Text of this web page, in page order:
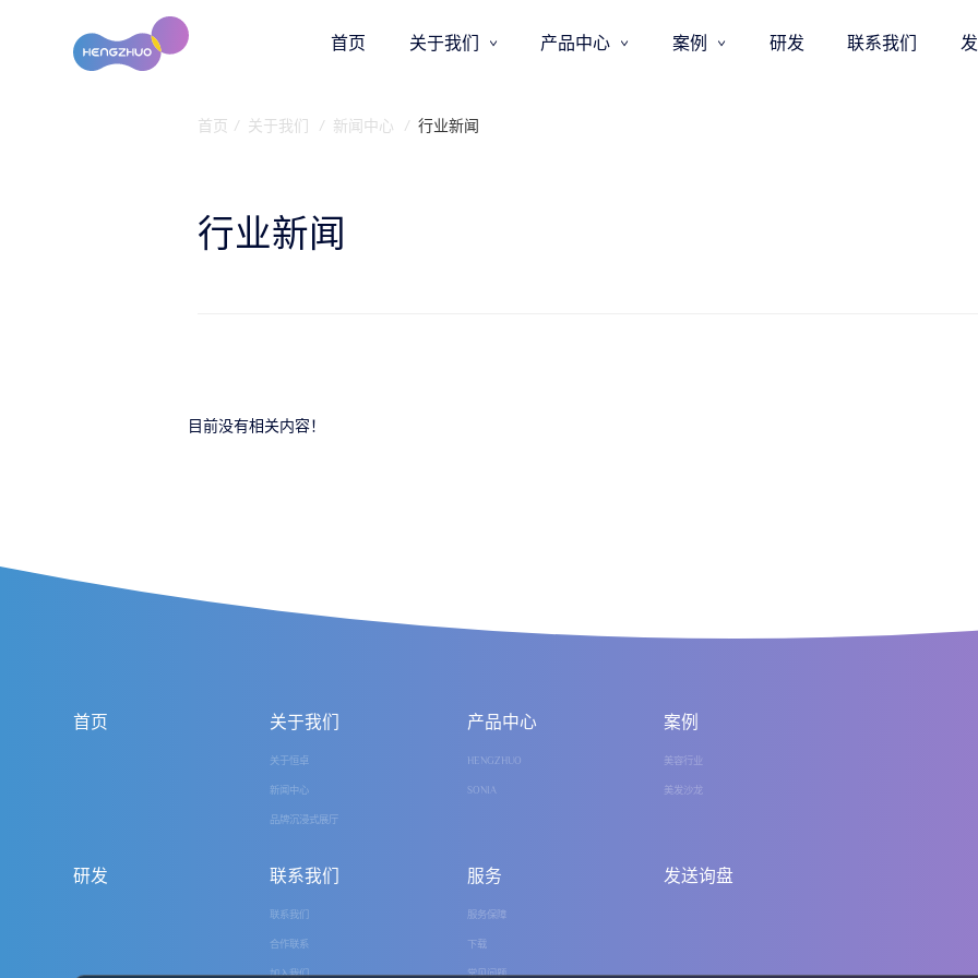
首页 关于我们 产品中心 案例 研发 联系我们
首页 / 关于我们 / 新闻中心 / 行业新闻
行业新闻
目前没有相关内容！
首页 关于我们
关于恒卓
新闻中心
品牌沉浸式展厅
产品中心
HENGZHUO
SONIA
案例
美容行业
美发沙龙
研发 联系我们
联系我们
合作联系
加入我们
服务
服务保障
下载
常见问题
发送询盘